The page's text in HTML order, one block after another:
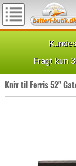
Fragt kun
Kniv til Ferris 52"